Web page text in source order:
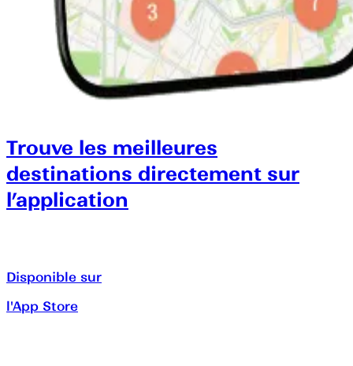
Trouve les meilleures
destinations directement sur
l’application
Disponible sur
l'App Store